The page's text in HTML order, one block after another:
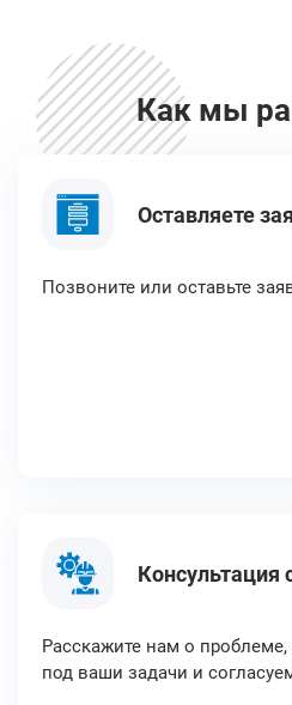
Как мы
Оставляете
Позвоните или оставьте
Консультация
Расскажите нам о
под ваши задачи и